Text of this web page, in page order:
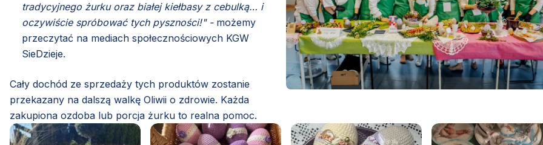
tradycyjnego żurku oraz białej kiełbasy z cebulką… i
oczywiście spróbować tych pyszności!" - możemy
przeczytać na mediach społecznościowych KGW
SieDzieje.
Cały dochód ze sprzedaży tych produktów zostanie
przekazany na dalszą walkę Oliwii o zdrowie. Każda
zakupiona ozdoba lub porcja żurku to realna pomoc.